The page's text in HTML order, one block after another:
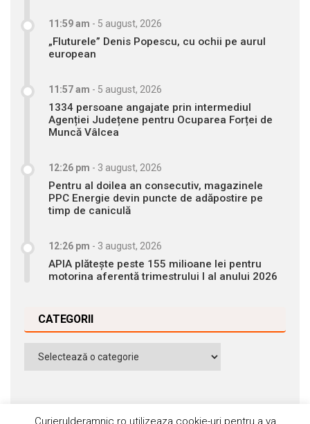
11:59 am - 5 august, 2026
„Fluturele” Denis Popescu, cu ochii pe aurul
european
11:57 am - 5 august, 2026
1334 persoane angajate prin intermediul
Agenției Județene pentru Ocuparea Forței de
Muncă Vâlcea
12:26 pm - 3 august, 2026
Pentru al doilea an consecutiv, magazinele
PPC Energie devin puncte de adăpostire pe
timp de caniculă
12:26 pm - 3 august, 2026
APIA plătește peste 155 milioane lei pentru
motorina aferentă trimestrului I al anului 2026
CATEGORII
Categorii
Curierulderamnic.ro utilizeaza cookie-uri pentru a va